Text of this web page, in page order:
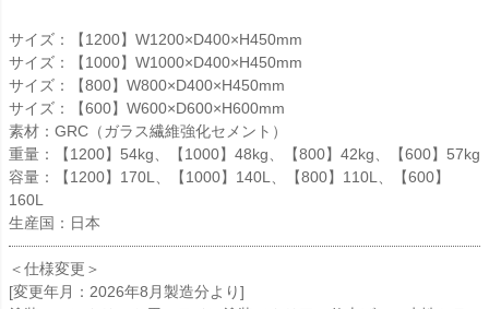
サイズ：【1200】W1200×D400×H450mm
サイズ：【1000】W1000×D400×H450mm
サイズ：【800】W800×D400×H450mm
サイズ：【600】W600×D600×H600mm
素材：GRC（ガラス繊維強化セメント）
重量：【1200】54kg、【1000】48kg、【800】42kg、【600】57kg
容量：【1200】170L、【1000】140L、【800】110L、【600】
160L
生産国：日本
＜仕様変更＞
[変更年月：2026年8月製造分より]